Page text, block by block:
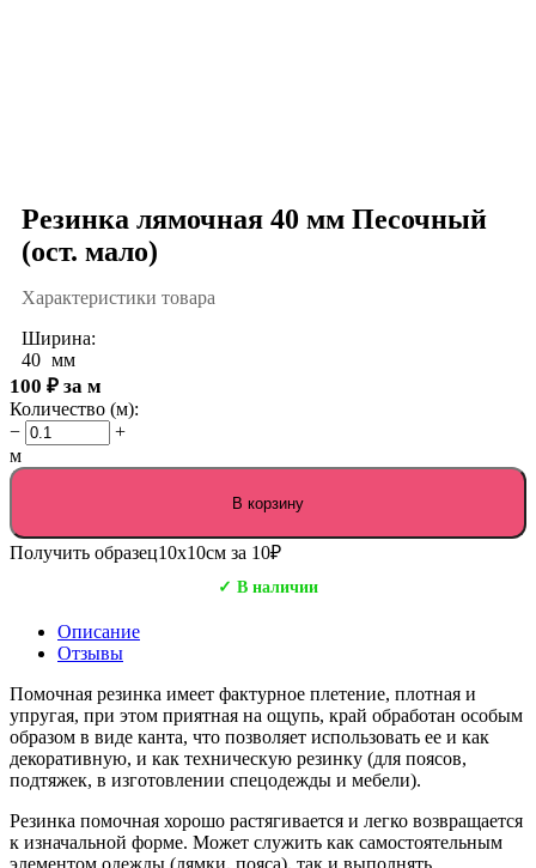
Резинка лямочная 40 мм Песочный
(ост. мало)
Характеристики товара
Ширина:
40 мм
100 ₽ за м
Количество (м):
−
+
м
В корзину
Получить образец10х10см за 10₽
✓ В наличии
Описание
Отзывы
Помочная резинка имеет фактурное плетение, плотная и
упругая, при этом приятная на ощупь, край обработан особым
образом в виде канта, что позволяет использовать ее и как
декоративную, и как техническую резинку (для поясов,
подтяжек, в изготовлении спецодежды и мебели).
Резинка помочная хорошо растягивается и легко возвращается
к изначальной форме. Может служить как самостоятельным
элементом одежды (лямки, пояса), так и выполнять